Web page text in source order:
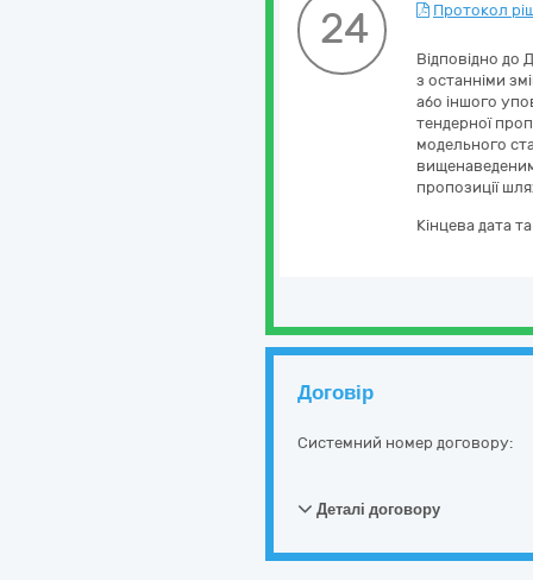
24 Протокол
Відповідно до
з останніми
або іншого
тендерної
модельного
пропозиції
Кінцева дата
Договір
Системний номер договору:
Деталі договору